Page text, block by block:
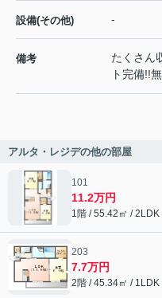
設備(その他) -
備考
たくさん
ト完備!!
アルタ・レジデの他の部屋
101
11.2万円
1階 / 55.42㎡ / 2LDK
203
7.7万円
2階 / 45.34㎡ / 1LDK